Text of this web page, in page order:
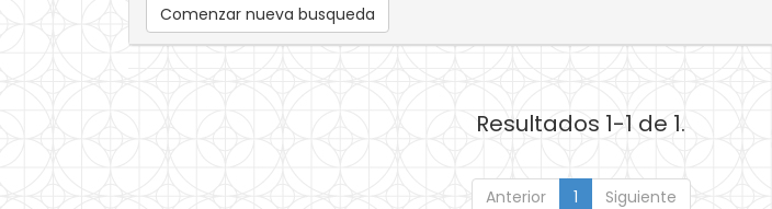
Comenzar nueva busqueda
Resultados 1-1 de 1.
Anterior 1 Siguiente